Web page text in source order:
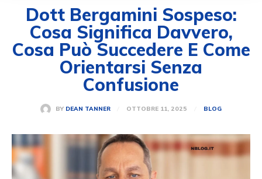
Dott Bergamini Sospeso:
Cosa Significa Davvero,
Cosa Può Succedere E Come
Orientarsi Senza
Confusione
BY DEAN TANNER OTTOBRE 11, 2025 BLOG